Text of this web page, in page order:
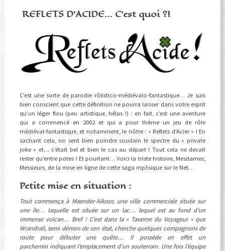
REFLETS D’ACIDE… C’est quoi ?!
C’est une sorte de parodie rôlistico-médiévalo-fantastique… Je suis
bien conscient que cette définition ne pourra laisser dans votre esprit
qu’un léger flou (peu artistique, hélas !) : en fait, c’est une aventure
qui a commencé en 2002 et qui a pour thème un jeu de rôle
médiéval-fantastique, et notamment, le nôtre : « Reflets d’Acier » ! En
sachant cela, on sent bien poindre soudain le spectre du « private
joke » et… c’était bel et bien le cas au départ ! Tout cela ne devait
rester qu’entre potes ! Et pourtant… Voici la triste histoire, Mesdames,
Messieurs, de la mise en ligne de cette saga mp3sique sur le Net…
Petite mise en situation :
Tout commença à Maender-Alkoor, une ville commerciale située sur
une île… laquelle est située sur un lac… lequel est au fond d’un
immense volcan… Bref ! C’est dans la « Taverne du Voyageur » que
Wrandrall, semi démon de son état, cherche quelques compagnons de
route pour débuter une quête… Il possède en effet un
parchemin indiquant l’emplacement d’un souterrain. Une fois l’équipe